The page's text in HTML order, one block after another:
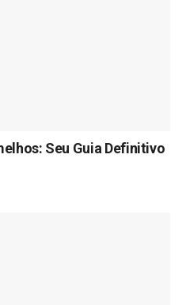
Seu Guia Definitivo